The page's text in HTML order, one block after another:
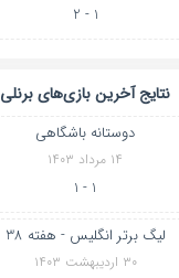
1 - 2
نتایج آخرین بازی‌های برنلی
دوستانه باشگاهی
۱۴ مرداد ۱۴۰۳
1 - 1
لیگ برتر انگلیس - هفته 38
۳۰ اردیبهشت ۱۴۰۳